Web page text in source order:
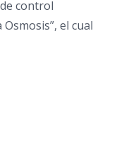
control
el cual